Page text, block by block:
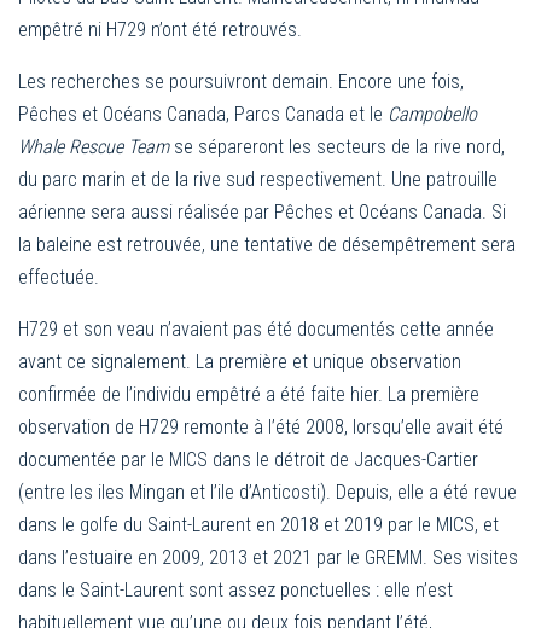
empêtré ni H729 n’ont été retrouvés.
Les recherches se poursuivront demain. Encore une fois,
Pêches et Océans Canada, Parcs Canada et le Campobello
Whale Rescue Team se sépareront les secteurs de la rive nord,
du parc marin et de la rive sud respectivement. Une patrouille
aérienne sera aussi réalisée par Pêches et Océans Canada. Si
la baleine est retrouvée, une tentative de désempêtrement sera
effectuée.
H729 et son veau n’avaient pas été documentés cette année
avant ce signalement. La première et unique observation
confirmée de l’individu empêtré a été faite hier. La première
observation de H729 remonte à l’été 2008, lorsqu’elle avait été
documentée par le MICS dans le détroit de Jacques-Cartier
(entre les iles Mingan et l’ile d’Anticosti). Depuis, elle a été revue
dans le golfe du Saint-Laurent en 2018 et 2019 par le MICS, et
dans l’estuaire en 2009, 2013 et 2021 par le GREMM. Ses visites
dans le Saint-Laurent sont assez ponctuelles : elle n’est
habituellement vue qu’une ou deux fois pendant l’été,